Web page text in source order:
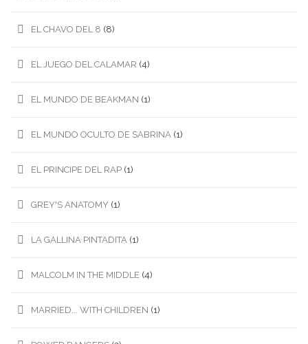
EL CHAVO DEL 8 (8)
EL JUEGO DEL CALAMAR (4)
EL MUNDO DE BEAKMAN (1)
EL MUNDO OCULTO DE SABRINA (1)
EL PRINCIPE DEL RAP (1)
GREY'S ANATOMY (1)
LA GALLINA PINTADITA (1)
MALCOLM IN THE MIDDLE (4)
MARRIED... WITH CHILDREN (1)